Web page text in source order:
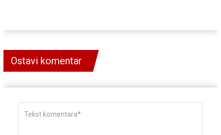
Ostavi komentar